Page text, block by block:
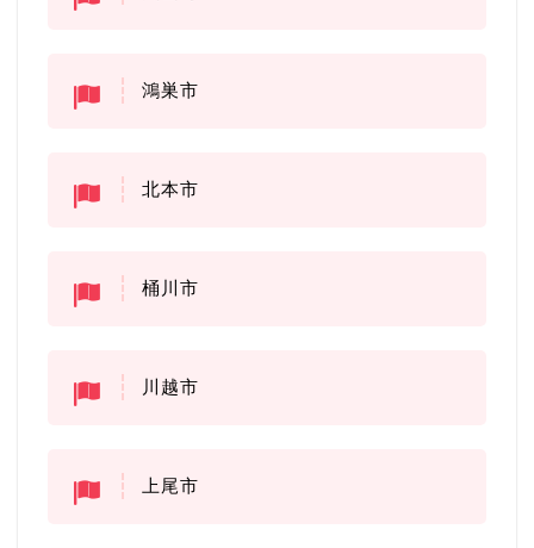
鴻巣市
北本市
桶川市
川越市
上尾市